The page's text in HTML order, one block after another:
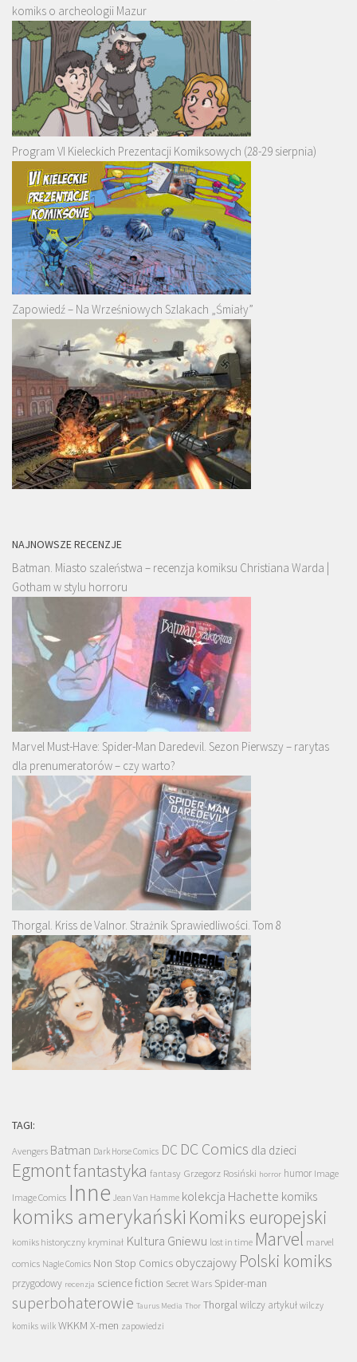
komiks o archeologii Mazur
Program VI Kieleckich Prezentacji Komiksowych (28-29 sierpnia)
Zapowiedź – Na Wrześniowych Szlakach „Śmiały”
NAJNOWSZE RECENZJE
Batman. Miasto szaleństwa – recenzja komiksu Christiana Warda |
Gotham w stylu horroru
Marvel Must-Have: Spider-Man Daredevil. Sezon Pierwszy – rarytas
dla prenumeratorów – czy warto?
Thorgal. Kriss de Valnor. Strażnik Sprawiedliwości. Tom 8
TAGI:
Avengers Batman Dark Horse Comics DC DC Comics dla dzieci
Egmontfantastyka fantasy Grzegorz Rosiński horror humor Image
Image Comics Inne Jean Van Hamme kolekcja Hachette komiks
komiks amerykański Komiks europejski
komiks historyczny kryminał Kultura Gniewu lost in time Marvel marvel
comics Nagle Comics Non Stop Comics obyczajowy Polski komiks
przygodowy recenzja science fiction Secret Wars Spider-man
superbohaterowie Taurus Media Thor Thorgalwilczy artykuł wilczy
komiks wilk WKKM X-men zapowiedzi